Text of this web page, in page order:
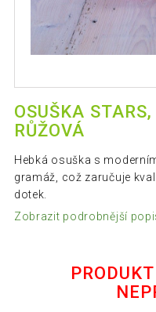
OSUŠKA
RŮŽOVÁ
Hebká osuška s
gramáž, což zaručuje
dotek.
Zobrazit podrobnější